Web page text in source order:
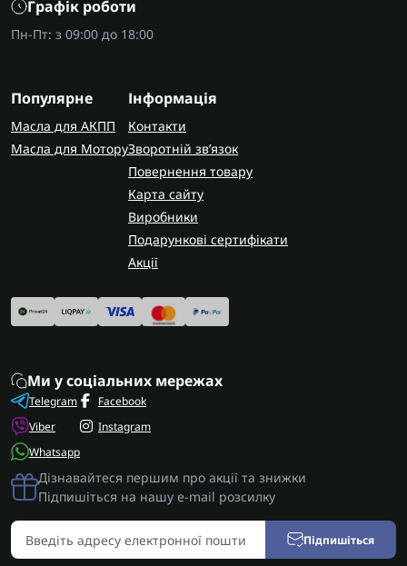
Графік роботи
Пн-Пт: з 09:00 до 18:00
Популярне
Масла для АКПП
Масла для Мотору
Інформація
Контакти
Зворотній зв’язок
Повернення товару
Карта сайту
Виробники
Подарункові сертифікати
Акції
Ми у соціальних мережах
Telegram
Viber
Whatsapp
Facebook
Instagram
Дізнавайтеся першим про акції та знижки
Підпишіться на нашу e-mail розсилку
Підпишіться